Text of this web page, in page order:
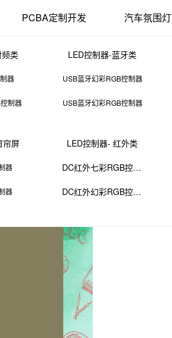
类
器
制器
LED控制器-蓝牙类
USB蓝牙幻彩RGB控制器
USB蓝牙幻彩RGB控制器
帘屏
器
器
LED控制器- 红外类
DC红外七彩RGB控制器
DC红外幻彩RGB控制器
PCBA定制开发 汽车氛围灯
次
等半导体器件。